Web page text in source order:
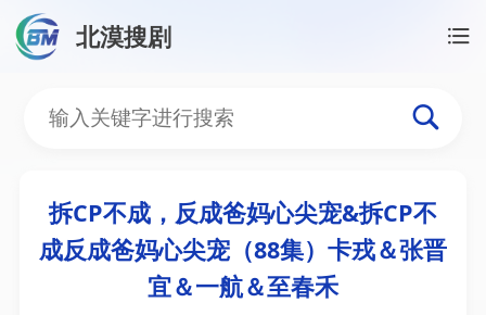
北漠搜剧
拆CP不成，反成爸妈心
拆CP不成，反成爸妈心尖宠&拆CP不
成反成爸妈心尖宠（88集）卡戎＆张晋
宜＆一航＆至春禾